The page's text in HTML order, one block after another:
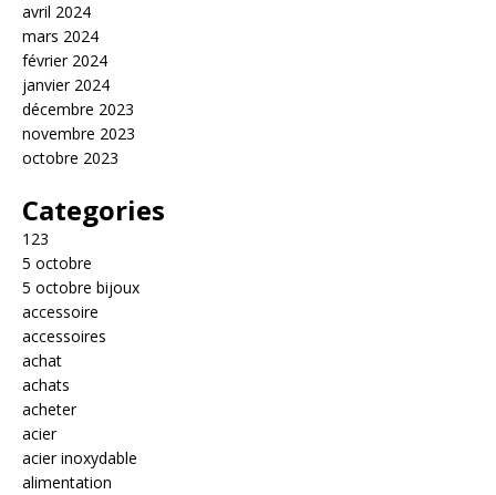
avril 2024
mars 2024
février 2024
janvier 2024
décembre 2023
novembre 2023
octobre 2023
Categories
123
5 octobre
5 octobre bijoux
accessoire
accessoires
achat
achats
acheter
acier
acier inoxydable
alimentation